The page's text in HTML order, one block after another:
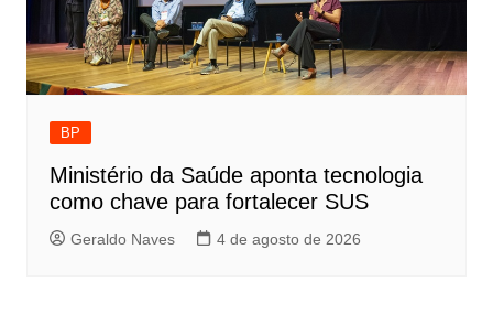
BP
Ministério da Saúde aponta tecnologia
como chave para fortalecer SUS
Geraldo Naves 4 de agosto de 2026